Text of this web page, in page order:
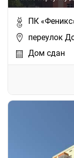
ПК
переулок
Дом сдан